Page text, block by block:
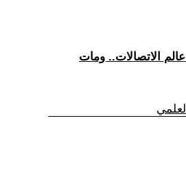
الاتصالات.. ومات